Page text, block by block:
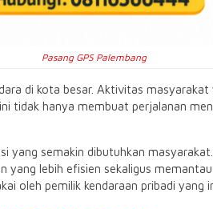
Pasang GPS Palembang
di kota besar. Aktivitas
tidak hanya membuat perjalanan
yang semakin dibutuhkan
lebih efisien sekaligus
oleh pemilik kendaraan pribadi yang